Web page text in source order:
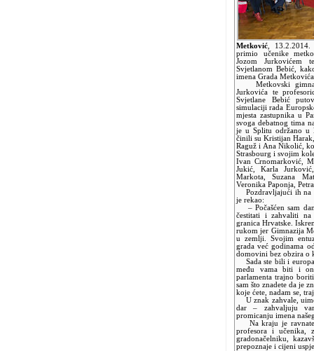
Metković
primio učenike
Jozom Jurkovićem
Svjetlanom Bebić,
imena Grada
Metkovski
Jurkovića te
Svjetlane Bebić
simulaciji rada
mjesta zastupnika u
svoga debatnog tima
je u Splitu održano u
činili su Kristijan
Raguž i Ana Nikolić,
Strasbourg i svojim
Ivan Crnomarković,
Jukić, Karla
Markota, Suzana
Veronika Paponja,
Pozdravljajući ih na
je rekao:
– Počašćen sam
čestitati i zahvaliti
granica Hrvatske.
rukom jer Gimnazija
u zemlji. Svojim
grada već godinama
domovini bez obzira o
Sada ste bili i
među vama biti i
parlamenta trajno
sam što znadete da je
koje ćete, nadam se,
U znak zahvale,
dar – zahvaljuju
promicanju imena
Na kraju je
profesora i učenika,
gradonačelniku,
prepoznaje i cijeni